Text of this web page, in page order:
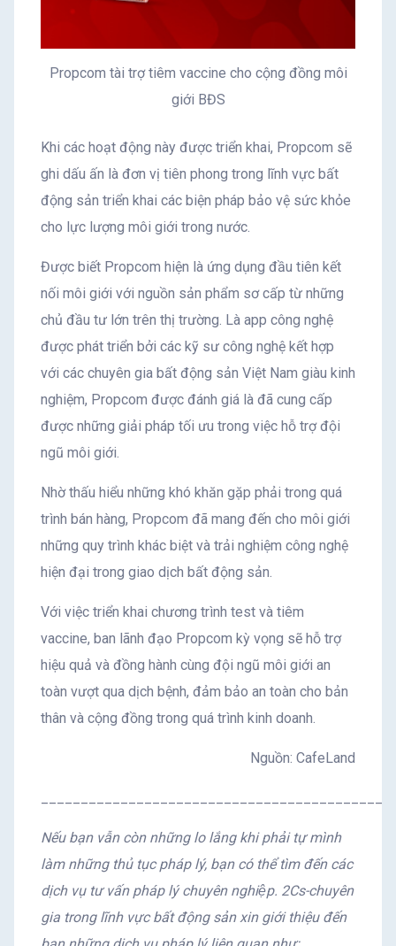
Propcom tài trợ tiêm vaccine cho cộng đồng môi
giới BĐS
Khi các hoạt động này được triển khai, Propcom sẽ
ghi dấu ấn là đơn vị tiên phong trong lĩnh vực bất
động sản triển khai các biện pháp bảo vệ sức khỏe
cho lực lượng môi giới trong nước.
Được biết Propcom hiện là ứng dụng đầu tiên kết
nối môi giới với nguồn sản phẩm sơ cấp từ những
chủ đầu tư lớn trên thị trường. Là app công nghệ
được phát triển bởi các kỹ sư công nghệ kết hợp
với các chuyên gia bất động sản Việt Nam giàu kinh
nghiệm, Propcom được đánh giá là đã cung cấp
được những giải pháp tối ưu trong việc hỗ trợ đội
ngũ môi giới.
Nhờ thấu hiểu những khó khăn gặp phải trong quá
trình bán hàng, Propcom đã mang đến cho môi giới
những quy trình khác biệt và trải nghiệm công nghệ
hiện đại trong giao dịch bất động sản.
Với việc triển khai chương trình test và tiêm
vaccine, ban lãnh đạo Propcom kỳ vọng sẽ hỗ trợ
hiệu quả và đồng hành cùng đội ngũ môi giới an
toàn vượt qua dịch bệnh, đảm bảo an toàn cho bản
thân và cộng đồng trong quá trình kinh doanh.
Nguồn: CafeLand
Nếu bạn vẫn còn những lo lắng khi phải tự mình
làm những thủ tục pháp lý, bạn có thể tìm đến các
dịch vụ tư vấn pháp lý chuyên nghiệp. 2Cs-chuyên
gia trong lĩnh vực bất động sản xin giới thiệu đến